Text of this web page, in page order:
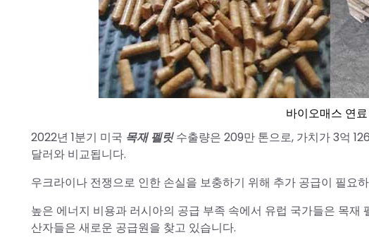
바이오매스 연
2022년 1분기 미국 목재 펠릿수출량은 209만 톤으로, 가치가 3억
달러와 비교됩니다.
우크라이나 전쟁으로 인한 손실을 보충하기 위해 추가 공급이 필요
높은 에너지 비용과 러시아의 공급 부족 속에서 유럽 국가들은 목
산자들은 새로운 공급원을 찾고 있습니다.